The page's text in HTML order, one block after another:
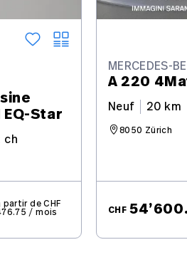
Star
ch
partir de CHF
/ mois
MERCEDES-
A 220
Neuf 20 km
8050 Zürich
CHF